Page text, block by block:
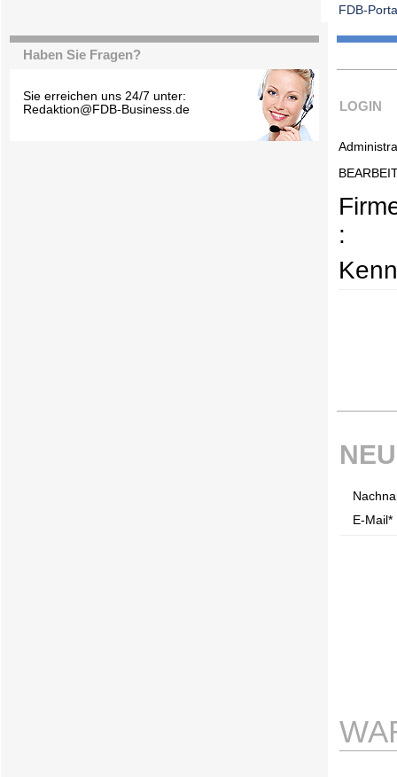
FDB-
Haben Sie Fragen?
Sie erreichen uns 24/7 unter:
Redaktion@FDB-Business.de
LOGIN
:
E-Mail*